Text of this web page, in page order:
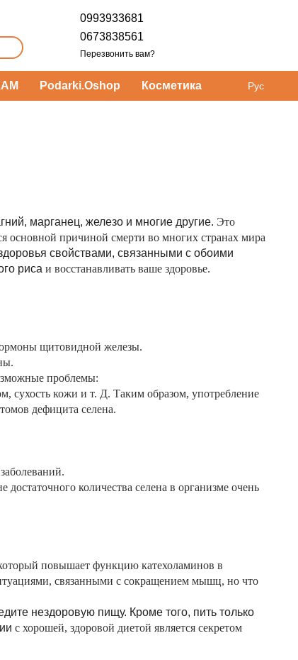
0993933681
0673838561
Перезвонить вам?
Podarki.Oshop Косметика Рус
марганец, железо и многие другие. Это
основной причиной смерти во многих странах мира
свойствами, связанными с обоими
риса и восстанавливать ваше здоровье.
щитовидной железы.
проблемы:
сухость кожи и т. Д. Таким образом, употребление
дефицита селена.
количества селена в организме очень
повышает функцию катехоламинов в
связанными с сокращением мышц, но что
нездоровую пищу. Кроме того, пить только
с хорошей, здоровой диетой является секретом